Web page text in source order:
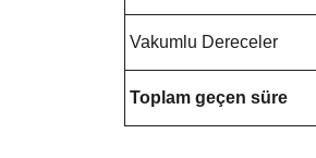
Vakumlu Dereceler
Toplam geçen süre